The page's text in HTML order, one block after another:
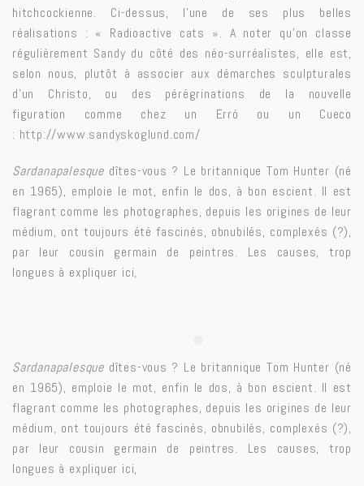
hitchcockienne. Ci-dessus, l’une de ses plus belles
réalisations : « Radioactive cats ». A noter qu’on classe
régulièrement Sandy du côté des néo-surréalistes, elle est,
selon nous, plutôt à associer aux démarches sculpturales
d’un Christo, ou des pérégrinations de la nouvelle
figuration comme chez un Erró ou un Cueco
: http://www.sandyskoglund.com/
Sardanapalesque dîtes-vous ? Le britannique Tom Hunter (né
en 1965), emploie le mot, enfin le dos, à bon escient. Il est
flagrant comme les photographes, depuis les origines de leur
médium, ont toujours été fascinés, obnubilés, complexés (?),
par leur cousin germain de peintres. Les causes, trop
longues à expliquer ici,
Sardanapalesque dîtes-vous ? Le britannique Tom Hunter (né
en 1965), emploie le mot, enfin le dos, à bon escient. Il est
flagrant comme les photographes, depuis les origines de leur
médium, ont toujours été fascinés, obnubilés, complexés (?),
par leur cousin germain de peintres. Les causes, trop
longues à expliquer ici,